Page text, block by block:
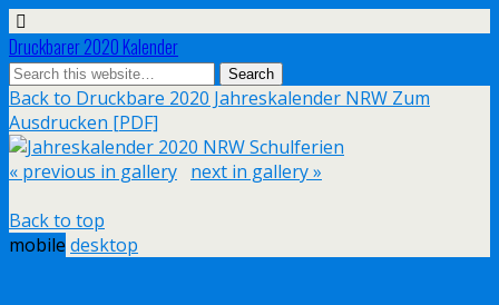
Druckbarer 2020 Kalender
Back to Druckbare 2020 Jahreskalender NRW Zum
Ausdrucken [PDF]
« previous in gallery next in gallery »
Back to top
mobile desktop